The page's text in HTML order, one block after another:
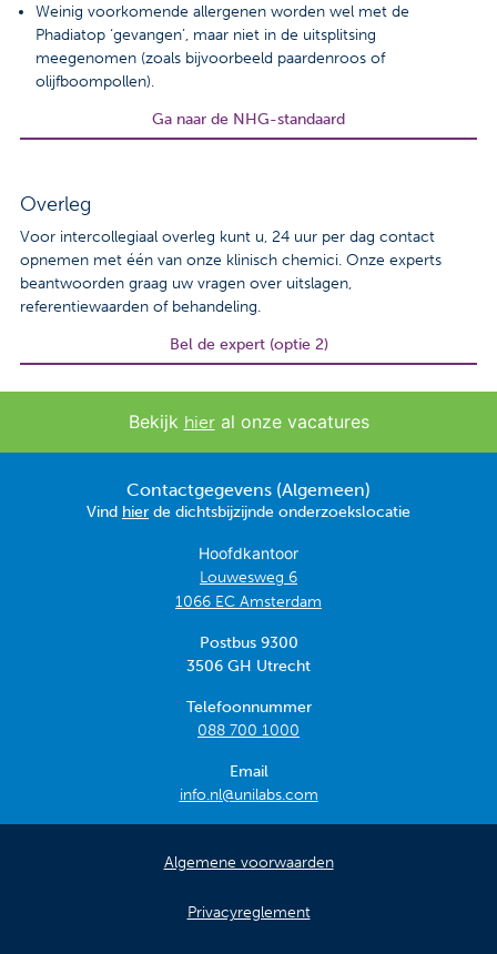
Weinig voorkomende allergenen worden wel met de
Phadiatop ‘gevangen’, maar niet in de uitsplitsing
meegenomen (zoals bijvoorbeeld paardenroos of
olijfboompollen).
Ga naar de NHG-standaard
Overleg
Voor intercollegiaal overleg kunt u, 24 uur per dag contact
opnemen met één van onze klinisch chemici. Onze experts
beantwoorden graag uw vragen over uitslagen,
referentiewaarden of behandeling.
Bel de expert (optie 2)
Bekijk hieral onze vacatures
Contactgegevens (Algemeen)
Vind hier de dichtsbijzijnde onderzoekslocatie
Hoofdkantoor
Louwesweg 6
1066 EC Amsterdam
Postbus 9300
3506 GH Utrecht
Telefoonnummer
088 700 1000
Email
info.nl@unilabs.com
Algemene voorwaarden
Privacyreglement